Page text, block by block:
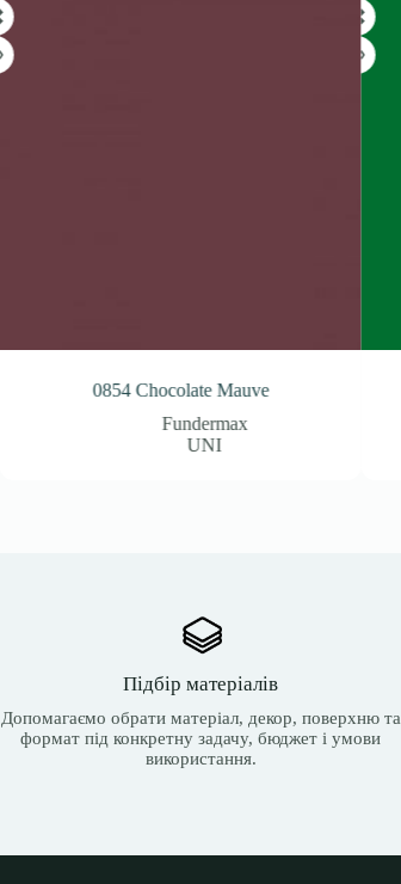
0893 Emerald Green
Підбір матеріалів
Допомагаємо обрати матеріал, декор, поверхню та
формат під конкретну задачу, бюджет і умови
використання.